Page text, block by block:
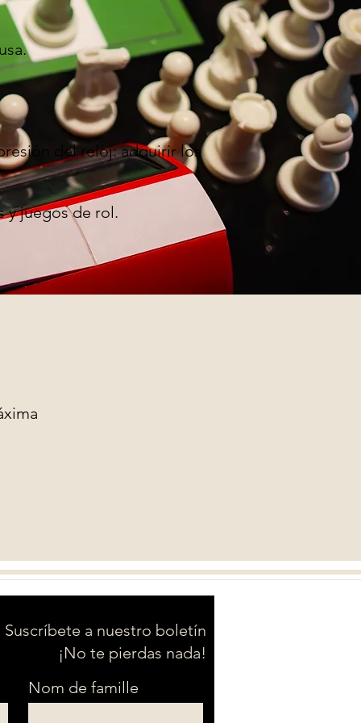
del reloj: adquirir los
y juegos de rol.
Suscríbete a nuestro boletín
¡No te pierdas nada!
Nom de famille